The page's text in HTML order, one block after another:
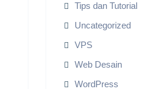
Tips dan Tutorial
Uncategorized
VPS
Web Desain
WordPress